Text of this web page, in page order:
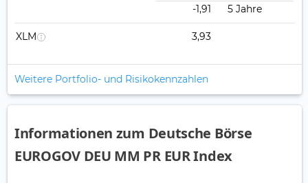
-1,91
5 Jahre
XLM 3,93
Weitere Portfolio- und Risikokennzahlen
Informationen zum Deutsche Börse
EUROGOV DEU MM PR EUR Index